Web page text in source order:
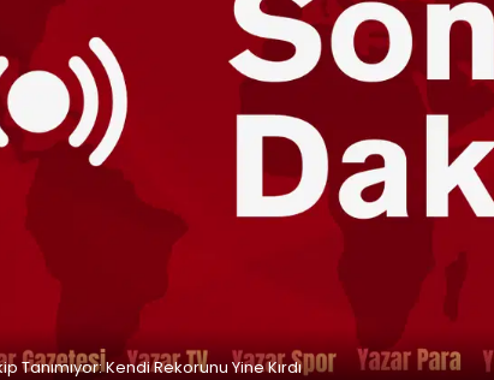
Tanımıyor: Kendi Rekorunu Yine Kırdı